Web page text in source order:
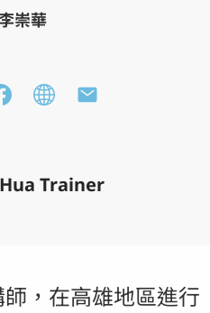
崇華
Trainer
，在高雄地區進行